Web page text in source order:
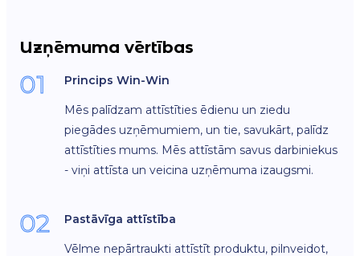
Uzņēmuma vērtības
01 Princips Win-Win
Mēs palīdzam attīstīties ēdienu un ziedu
piegādes uzņēmumiem, un tie, savukārt, palīdz
attīstīties mums. Mēs attīstām savus darbiniekus
- viņi attīsta un veicina uzņēmuma izaugsmi.
02 Pastāvīga attīstība
Vēlme nepārtraukti attīstīt produktu, pilnveidot,